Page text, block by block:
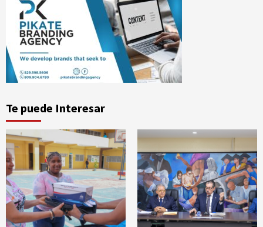
Te puede Interesar